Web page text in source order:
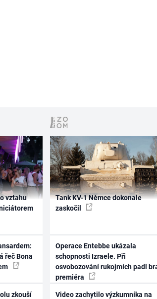
vztahu
řeč Bona
zkouší
Tank KV-1 Němce dokonale
zaskočil
Operace Entebbe ukázala
schopnosti Izraele. Při
osvobozování rukojmích padl
premiéra
Video zachytilo výzkumníka na